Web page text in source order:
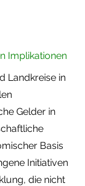
Implikationen
Landkreise in
Gelder in
Basis
Initiativen
die nicht